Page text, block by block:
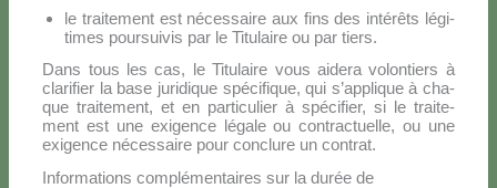
le trai­te­ment est né­ces­sai­re aux fins des in­té­rê­ts lé­gi­
ti­mes pour­sui­vis par le Ti­tu­lai­re ou par tiers.
Dans tous les cas, le Ti­tu­lai­re vous ai­de­ra vo­lon­tiers à
cla­ri­fier la ba­se ju­ri­di­que spé­ci­fi­que, qui s’ap­pli­que à cha­
que trai­te­ment, et en par­ti­cu­lier à spé­ci­fier, si le trai­te­
ment est une exi­gen­ce lé­ga­le ou con­trac­tuel­le, ou une
exi­gen­ce né­ces­sai­re pour con­clu­re un con­trat.
Informations complémentaires sur la durée de